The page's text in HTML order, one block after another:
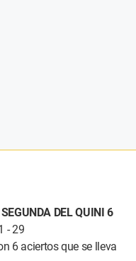
DEL QUINI 6
- 29
6 aciertos que se lleva